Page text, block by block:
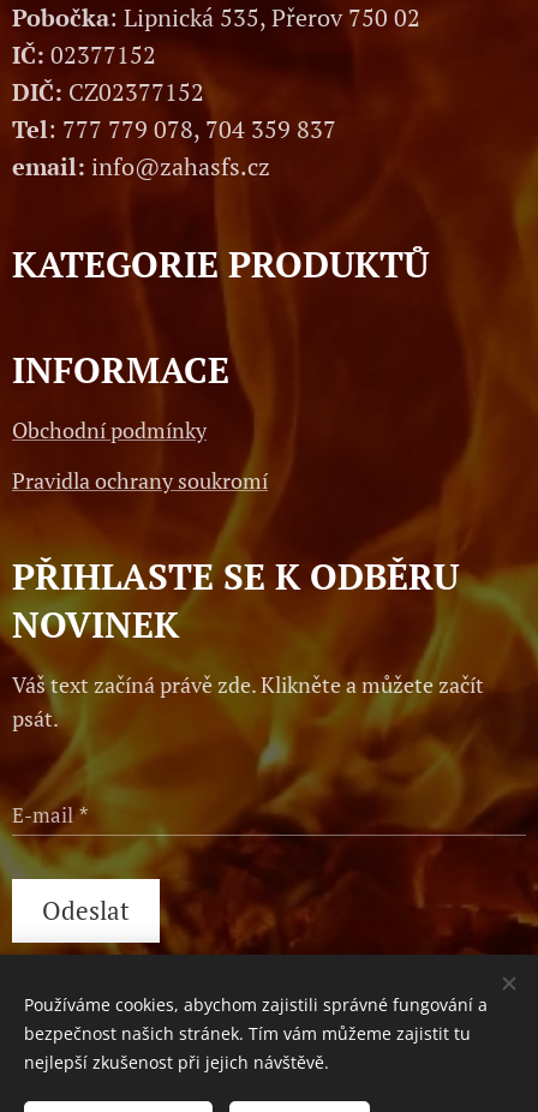
Pobočka: Lipnická 535, Přerov 750 02
IČ: 02377152
DIČ: CZ02377152
Tel: 777 779 078, 704 359 837
email: info@zahasfs.cz
KATEGORIE PRODUKTŮ
INFORMACE
Obchodní podmínky
Pravidla ochrany soukromí
PŘIHLASTE SE K ODBĚRU
NOVINEK
Váš text začíná právě zde. Klikněte a můžete začít
psát.
E-mail
Odeslat
Václavské náměstí 1, Praha, 110 00 Cookies
Používáme cookies, abychom zajistili správné fungování a
bezpečnost našich stránek. Tím vám můžeme zajistit tu
nejlepší zkušenost při jejich návštěvě.